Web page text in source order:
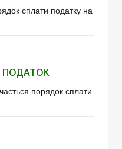
сплати податку на
ПОДАТОК
порядок сплати